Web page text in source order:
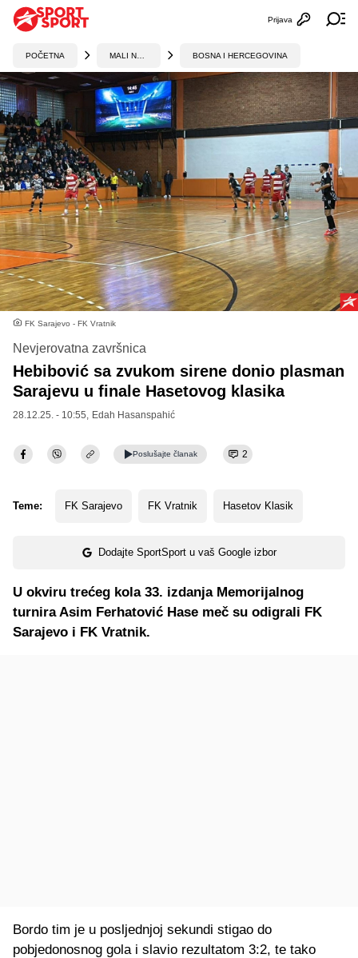
Otvori
Prijava
POČETNA BOSNA I HERCEGOVINA
FK Sarajevo - FK Vratnik
Nevjerovatna završnica
Hebibović sa zvukom sirene donio plasman
Sarajevu u finale Hasetovog klasika
28.12.25. - 10:55, Edah Hasanspahić
Poslušajte članak 2
Teme: FK Sarajevo FK Vratnik Hasetov Klasik
Dodajte SportSport u vaš Google izbor
U okviru trećeg kola 33. izdanja Memorijalnog
turnira Asim Ferhatović Hase meč su odigrali FK
Sarajevo i FK Vratnik.
Bordo tim je u posljednjoj sekundi stigao do
pobjedonosnog gola i slavio rezultatom 3:2, te tako